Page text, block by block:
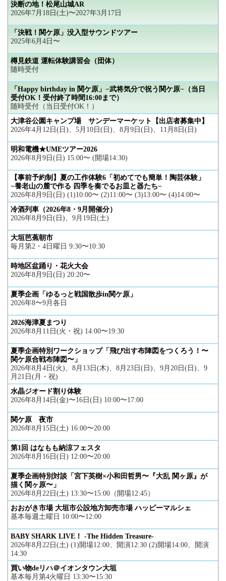
決断の地！松尾山城AR
2026年7月18日(土)〜2027年3月17日
「決戦！関ケ原」没入型サウンドツアー
2025年6月4日〜
樽見鉄道 運転体験講習会（団体）
随時受付
「Happy birthday in 関ケ原」−武将気分で祝う関ケ原−（当日
受付OK！受付終了時間16:00まで）
随時受付（当日受付OK！）
大津谷公園キャンプ場 サンデーマーケット【出店者募集中】
2026年4月12日(日)、5月10日(日)、8月9日(日)、11月8日(日)
明和電機★UMEツアー2026
2026年8月9日(日) 15:00〜 (開場14:30)
【事前予約制】夏の工作体験6「初めてでも簡単！陶芸体験」
−養老山の麓で作る 四季を奏でるお皿と器たち−
2026年8月9日(日) (1)10:00〜 (2)11:00〜 (3)13:00〜 (4)14:00〜
冷酒列車（2026年8・9月開催分）
2026年8月9日(日)、9月19日(土)
大垣芭蕉朝市
毎月第2・4日曜日 9:30〜10:30
時地区盆踊り・花火大会
2026年8月9日(日) 20:20〜
夏季企画「ゆるっと戦国散歩in関ケ原」
2026年8〜9月各日
2026海津夏まつり
2026年8月11日(火・祝) 14:00〜19:30
夏季企画特別ワークショップ「飛び出す布陣図をつくろう！〜
関ケ原合戦布陣図〜」
2026年8月4日(火)、8月13日(木)、8月23日(日)、9月20日(日)、9
月21日(月・祝)
水晶ジオード割り体験
2026年8月14日(金)〜16日(日) 10:00〜17:00
関ケ原 夜市
2026年8月15日(土) 16:00〜20:00
第1回 はなもも納涼フェスタ
2026年8月16日(日) 12:00〜20:00
夏季企画特別対談「宮下英樹×小和田哲男〜『大乱 関ヶ原』が
描く関ヶ原〜」
2026年8月22日(土) 13:30〜15:00（開場12:45）
おおがき市場 大垣市公設地方卸売市場 ハッピーマルシェ
基本毎週土曜日 10:00〜12:00
BABY SHARK LIVE！ -The Hidden Treasure-
2026年8月22日(土) (1)開場12:00、開演12:30 (2)開場14:00、開演
14:30
買い物deリハ＠イオンタウン大垣
基本毎月第4火曜日 13:30〜15:30